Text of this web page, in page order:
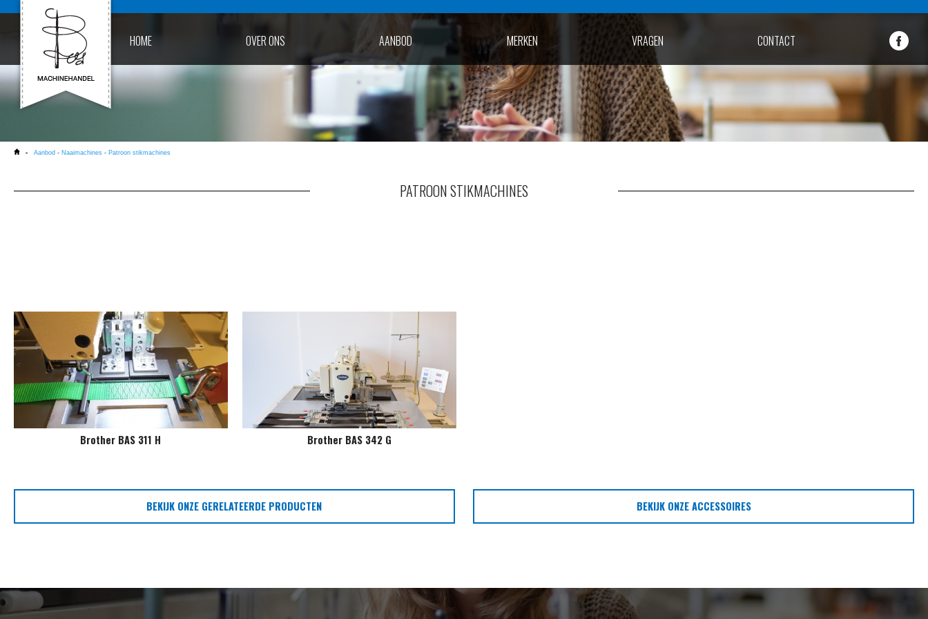
HOME OVER ONS AANBOD MERKEN VRAGEN CONTACT
Aanbod - Naaimachines - Patroon stikmachines
PATROON STIKMACHINES
Brother BAS 311 H Brother BAS 342 G
BEKIJK ONZE GERELATEERDE PRODUCTEN BEKIJK ONZE ACCESSOIRES